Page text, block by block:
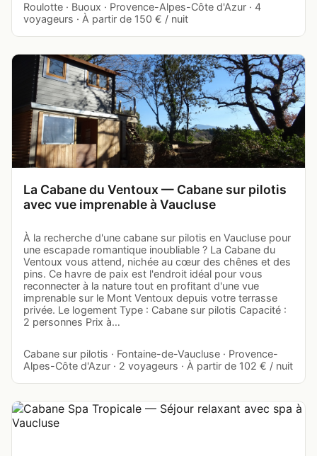
Roulotte · Buoux · Provence-Alpes-Côte d'Azur · 4
voyageurs · À partir de 150 € / nuit
La Cabane du Ventoux — Cabane sur pilotis
avec vue imprenable à Vaucluse
À la recherche d'une cabane sur pilotis en Vaucluse pour
une escapade romantique inoubliable ? La Cabane du
Ventoux vous attend, nichée au cœur des chênes et des
pins. Ce havre de paix est l'endroit idéal pour vous
reconnecter à la nature tout en profitant d'une vue
imprenable sur le Mont Ventoux depuis votre terrasse
privée. Le logement Type : Cabane sur pilotis Capacité :
2 personnes Prix à…
Cabane sur pilotis · Fontaine-de-Vaucluse · Provence-
Alpes-Côte d'Azur · 2 voyageurs · À partir de 102 € / nuit